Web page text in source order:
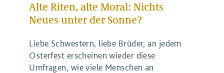
Alte Riten, alte Moral: Nichts
Neues unter der Sonne?
Liebe Schwestern, liebe Brüder, an jedem
Osterfest erscheinen wieder diese
Umfragen, wie viele Menschen an